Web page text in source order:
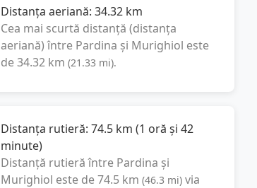
Distanța aeriană: 34.32 km
Cea mai scurtă distanță (distanța
aeriană) între Pardina și Murighiol este
de34.32 km (21.33 mi).
Distanța rutieră: 74.5 km (1 oră și 42
minute)
Distanță rutieră între Pardina și
Murighiol este de74.5 km (46.3 mi) via